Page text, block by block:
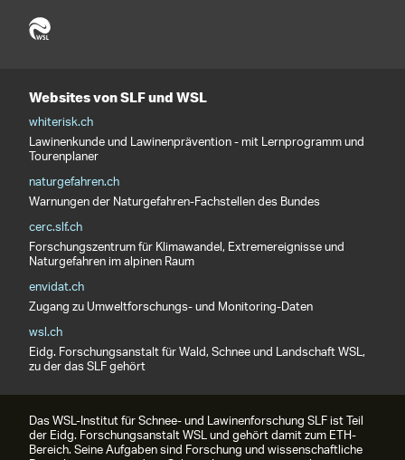
Websites von SLF und WSL
whiterisk.ch
Lawinenkunde und Lawinenprävention - mit Lernprogramm und
Tourenplaner
naturgefahren.ch
Warnungen der Naturgefahren-Fachstellen des Bundes
cerc.slf.ch
Forschungszentrum für Klimawandel, Extremereignisse und
Naturgefahren im alpinen Raum
envidat.ch
Zugang zu Umweltforschungs- und Monitoring-Daten
wsl.ch
Eidg. Forschungsanstalt für Wald, Schnee und Landschaft WSL,
zu der das SLF gehört
Das WSL-Institut für Schnee- und Lawinenforschung SLF ist Teil
der Eidg. Forschungsanstalt WSL und gehört damit zum ETH-
Bereich. Seine Aufgaben sind Forschung und wissenschaftliche